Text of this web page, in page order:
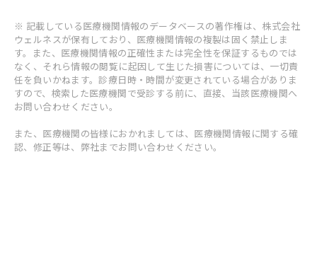
※ 記載している医療機関情報のデータベースの著作権は、株式会社
ウェルネスが保有しており、医療機関情報の複製は固く禁止しま
す。また、医療機関情報の正確性または完全性を保証するものでは
なく、それら情報の閲覧に起因して生じた損害については、一切責
任を負いかねます。診療日時・時間が変更されている場合がありま
すので、検索した医療機関で受診する前に、直接、当該医療機関へ
お問い合わせください。
また、医療機関の皆様におかれましては、医療機関情報に関する確
認、修正等は、弊社までお問い合わせください。